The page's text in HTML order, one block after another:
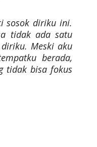
sosok diriku ini.
tidak ada satu
Meski aku
berada,
tidak bisa fokus